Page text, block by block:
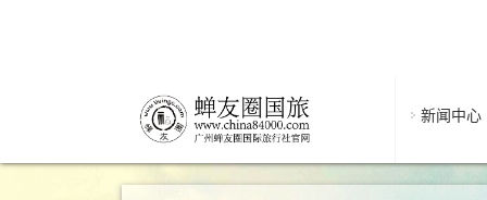
新闻中心